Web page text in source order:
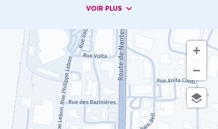
VOIR PLUS
et
horaires
d'ouverture
du
point
de
vente
VM
Matériaux
La
Roche
sur